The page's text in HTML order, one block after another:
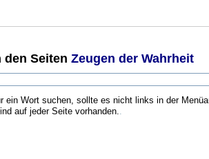
den Seiten Zeugen der Wahrheit
ein Wort suchen, sollte es nicht links in der
auf jeder Seite vorhanden.